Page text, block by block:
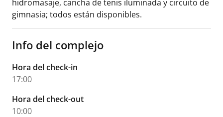
hidromasaje, cancha de tenis iluminada y circuito de
gimnasia; todos están disponibles.
Info del complejo
Hora del check-in
17:00
Hora del check-out
10:00